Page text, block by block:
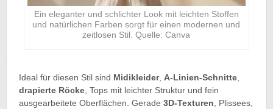
Ein eleganter und schlichter Look mit leichten Stoffen
und natürlichen Farben sorgt für einen modernen und
zeitlosen Stil. Quelle: Canva
Ideal für diesen Stil sind Midikleider, A-Linien-Schnitte
drapierte Röcke , Tops mit leichter Struktur und fein
ausgearbeitete Oberflächen. Gerade 3D-Texturen , Plissees,